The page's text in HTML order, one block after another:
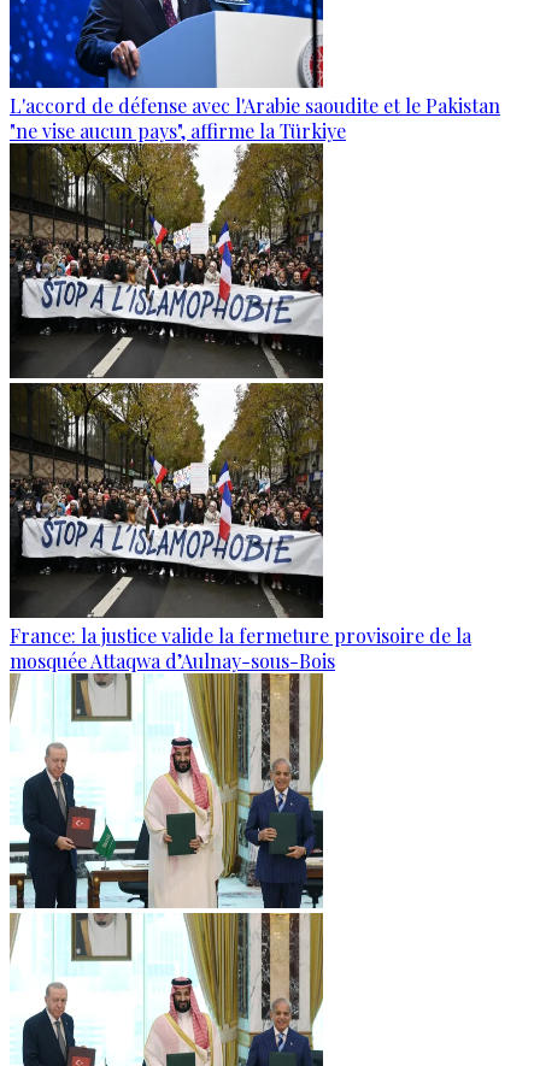
L'accord de défense avec l'Arabie saoudite et le Pakistan
"ne vise aucun pays", affirme la Türkiye
France: la justice valide la fermeture provisoire de la
mosquée Attaqwa d’Aulnay-sous-Bois